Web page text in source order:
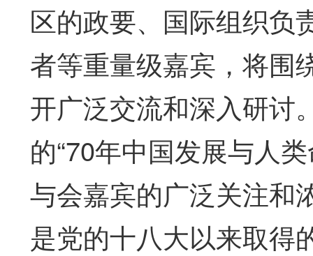
区的政要、国际组织负
者等重量级嘉宾，将围
开广泛交流和深入研讨
的“70年中国发展与人
与会嘉宾的广泛关注和
是党的十八大以来取得